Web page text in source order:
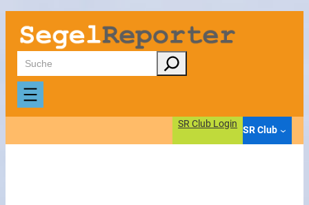
Zum
Inhalt
springen
Suchen
SR Club Login
SR Club